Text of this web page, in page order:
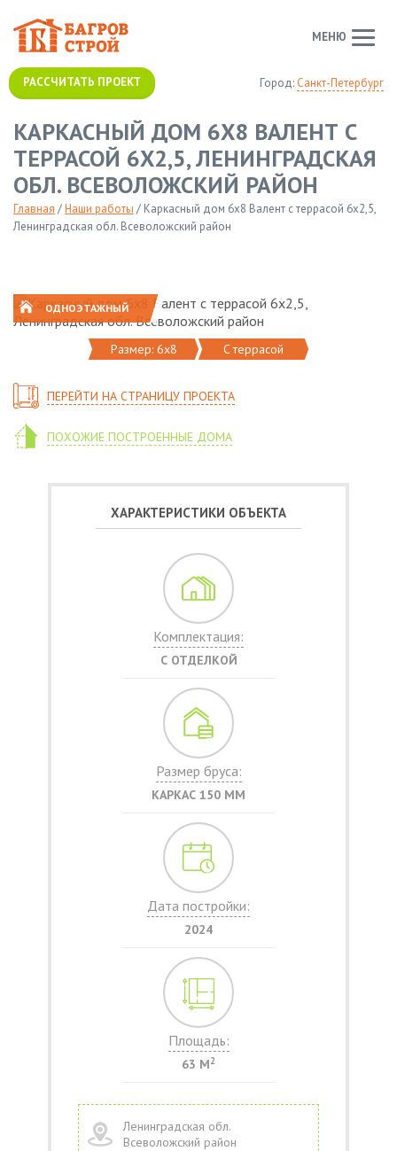
Город: Санкт-Петербург
РАССЧИТАТЬ ПРОЕКТ
МЕНЮ
КАРКАСНЫЙ ДОМ 6Х8 ВАЛЕНТ С
ТЕРРАСОЙ 6Х2,5, ЛЕНИНГРАДСКАЯ
ОБЛ. ВСЕВОЛОЖСКИЙ РАЙОН
Главная /Наши работы / Каркасный дом 6х8 Валент с террасой 6х2,5,
Ленинградская обл. Всеволожский район
ОДНОЭТАЖНЫЙ
Размер: 6х8 C террасой
ПЕРЕЙТИ НА СТРАНИЦУ ПРОЕКТА
ПОХОЖИЕ ПОСТРОЕННЫЕ ДОМА
ХАРАКТЕРИСТИКИ ОБЪЕКТА
Комплектация:
С ОТДЕЛКОЙ
Размер бруса:
КАРКАС 150 ММ
Дата постройки:
2024
Площадь:
63 М2
Ленинградская обл.
Всеволожский район